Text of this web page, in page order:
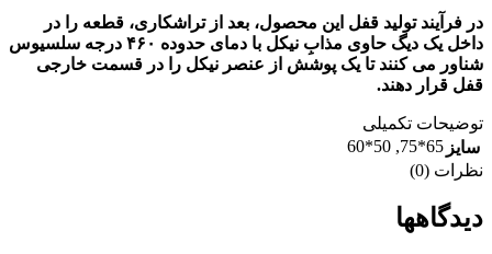
در فرآیند تولید قفل این محصول، بعد از تراشکاری، قطعه را در
داخل یک دیگ حاوی مذابِ نیکل با دمای حدوده ۴۶۰ درجه سلسیوس
شناور می کنند تا یک پوشش از عنصر نیکل را در قسمت خارجی
قفل قرار دهند.
توضیحات تکمیلی
سایز 65*75
,
50*60
نظرات (0)
دیدگاهها